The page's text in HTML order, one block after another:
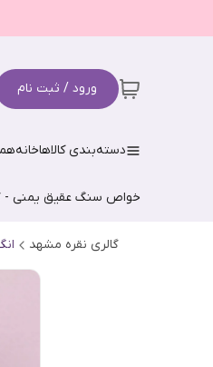
ورود / ثبت نام
دسته‌بندی کالاهاخانه
خواص سنگ عقیق یمنی -
گالری نقره مشهد